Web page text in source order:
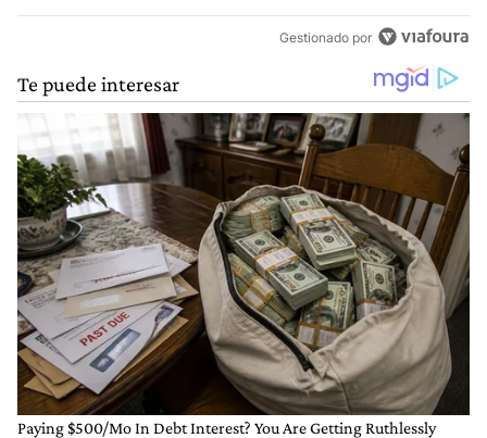
Gestionado por